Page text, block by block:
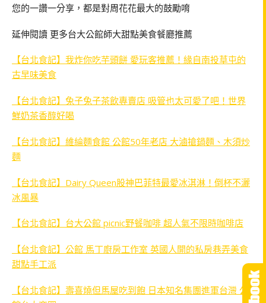
您的一讚一分享，都是對周花花最大的鼓勵唷
延伸閱讀 更多台大公館師大甜點美食餐廳推薦
【台北食記】我炸你吃芋頭餅 愛玩客推薦！緣自南投草屯的
古早味美食
【台北食記】兔子兔子茶飲專賣店 吸管也太可愛了吧！世界
鮮奶茶香醇好喝
【台北食記】維綸麵食館 公館50年老店 大滷搶鍋麵、木須炒
麵
【台北食記】Dairy Queen股神巴菲特最愛冰淇淋！倒杯不灑
冰風暴
【台北食記】台大公館 picnic野餐咖啡 超人氣不限時咖啡店
【台北食記】公館 馬丁廚房工作室 英國人開的私房巷弄美食
甜點手工派
【台北食記】壽喜燒但馬屋吃到飽 日本知名集團進軍台灣 公